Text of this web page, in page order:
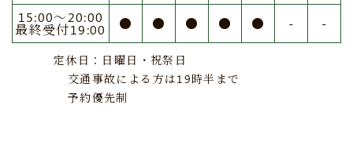
15:00〜20:00
最終受付19:00 ● ● ● ● ● - -
定休日：日曜日・祝祭日
交通事故による方は19時半まで
予約優先制